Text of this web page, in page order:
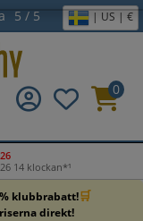
5 / 5 | US | €
0
14 klockan*¹
klubbrabatt!🛒
direkt!